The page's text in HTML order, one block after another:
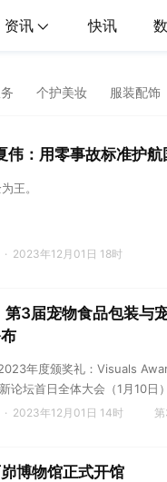
资讯 快讯
个护美妆 服装配饰
伟：用零事故标准护
王。
· 2023年12月01日 18时
第3届宠物食品包装
年度颁奖礼：Visuals
论坛首日全体大会（1月10日
· 2023年12月01日 14时
博物馆正式开馆